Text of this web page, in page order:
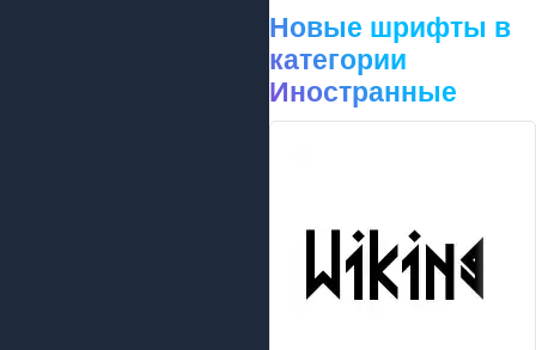
Новые шрифты в
категории
Иностранные